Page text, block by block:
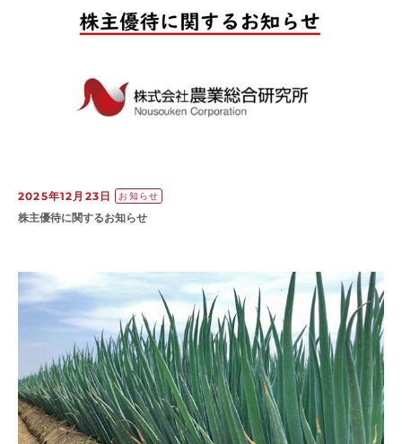
2025年12月23日 お知らせ
株主優待に関するお知らせ